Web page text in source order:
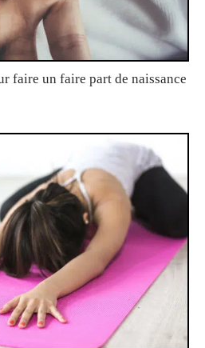
faire un faire part de naissance